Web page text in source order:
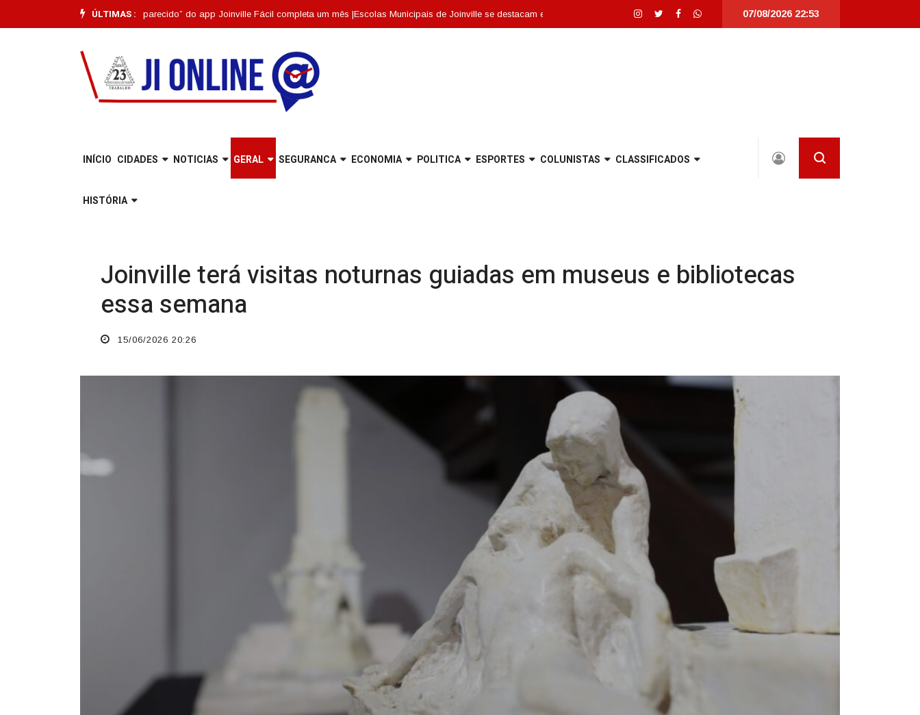
ÚLTIMAS :
“Pet Desaparecido” do app Joinville Fácil completa um mês |Escolas Municipais de Joinville se destacam entre as dez melhores de Santa Catarina | Detrans instala novo semáforo na rua Santa Catarina, na
07/08/2026 22:53
INÍCIO CIDADES NOTICIAS GERAL SEGURANCA ECONOMIA POLITICA ESPORTES COLUNISTAS CLASSIFICADOS
HISTÓRIA
Joinville terá visitas noturnas guiadas em museus e bibliotecas
essa semana
15/06/2026 20:26